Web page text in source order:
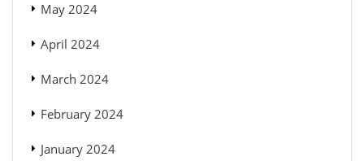
May 2024
April 2024
March 2024
February 2024
January 2024